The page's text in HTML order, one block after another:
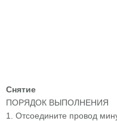
Снятие
ПОРЯДОК ВЫПОЛНЕНИЯ
1. Отсоедините провод